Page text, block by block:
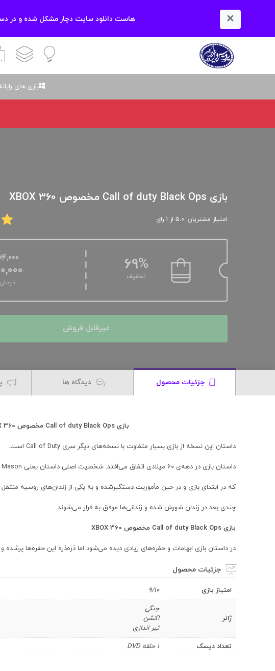
× هاست دانلود سایت دچار مشکل شده و در
آموزشیلایه باز
بازی های
بازی Call of duty Black Ops مخصوص XBOX 360
امتیاز مشتریان: 5.0 از 1 رای
69%
تخفیف
تومان
غیرقابل فروش
جزئیات محصول دیدگاه ها
بازی Call of duty Black Ops مخصوص XBOX 360
داستان این نسخه از بازی بسیار متفاوت با نسخه‌های دیگر سری Call of Duty است.
داستان بازی در دهه‌ی 60 میلادی اتفاق می‌افتد. شخصیت اصلی داستان یعنی Alex Mason یکی از افراد باتجربه CIA است؛
که در ابتدای بازی و در حین مأموریت دستگیرشده و به یکی از زندان‌های روسیه
چندی بعد در زندان شورش شده و زندانی‌ها موفق به فرار می‌شوند.
بازی Call of duty Black Ops مخصوص XBOX 360
در داستان بازی ابهامات و حفره‌های زیادی دیده می‌شود اما ذره‌ذره این حفره‌ها
جزئیات محصول
امتیاز بازی 9/10
ژانر
جنگی
اکشن
تیر اندازی
تعداد دیسک
1 حلقه DVD